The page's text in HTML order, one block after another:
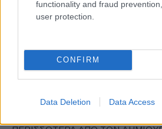
functionality and fraud
user protection.
CONFIRM
Data Deletion Data Access
Προηγούμενο άρθρο
(εικόνες)
ΠΑΡΟΜΟΙΑ ΑΡΘΡΑ